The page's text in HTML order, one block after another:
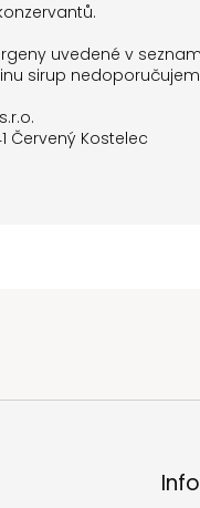
uvedené v
sirup
Červený Kostelec